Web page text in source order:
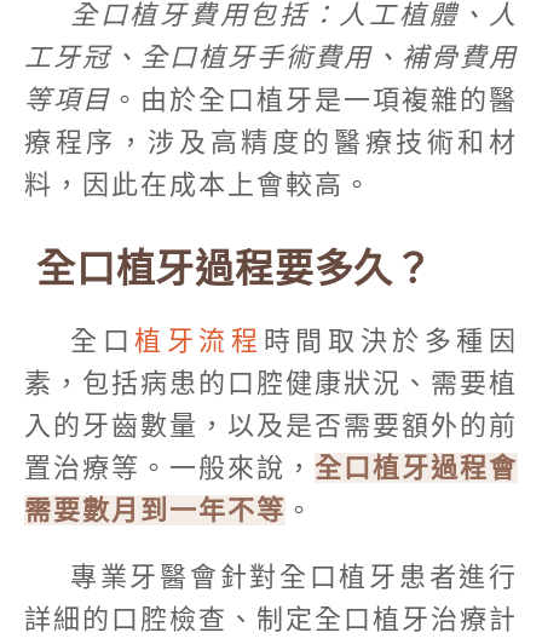
全口植牙費用包括：人工植體、人
工牙冠、全口植牙手術費用、補骨費用
等項目 。由於全口植牙是一項複雜的醫
療程序，涉及高精度的醫療技術和材
料，因此在成本上會較高。
全口植牙過程要多久？
全口植牙流程 時間取決於多種因
素，包括病患的口腔健康狀況、需要植
入的牙齒數量，以及是否需要額外的前
置治療等。一般來說， 全口植牙過程會
需要數月到一年不等 。
專業牙醫會針對全口植牙患者進行
詳細的口腔檢查、制定全口植牙治療計